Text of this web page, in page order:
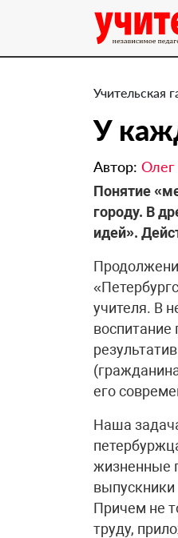
Учительская
У
Автор: Олег
Понятие
городу. В
идей».
учителя. В
воспитание
его
Наша
жизненные
Причем не
труду,